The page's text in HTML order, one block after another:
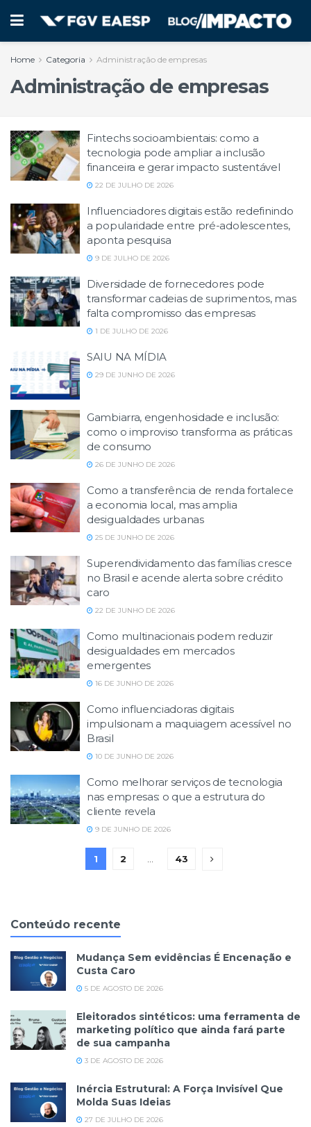
Home Categoria Administração de empresas
Administração de empresas
Fintechs socioambientais: como a
tecnologia pode ampliar a inclusão
financeira e gerar impacto sustentável
22 DE JULHO DE 2026
Influenciadores digitais estão redefinindo
a popularidade entre pré-adolescentes,
aponta pesquisa
9 DE JULHO DE 2026
Diversidade de fornecedores pode
transformar cadeias de suprimentos, mas
falta compromisso das empresas
1 DE JULHO DE 2026
SAIU NA MÍDIA
29 DE JUNHO DE 2026
Gambiarra, engenhosidade e inclusão:
como o improviso transforma as práticas
de consumo
26 DE JUNHO DE 2026
Como a transferência de renda fortalece
a economia local, mas amplia
desigualdades urbanas
25 DE JUNHO DE 2026
Superendividamento das famílias cresce
no Brasil e acende alerta sobre crédito
caro
22 DE JUNHO DE 2026
Como multinacionais podem reduzir
desigualdades em mercados
emergentes
16 DE JUNHO DE 2026
Como influenciadoras digitais
impulsionam a maquiagem acessível no
Brasil
10 DE JUNHO DE 2026
Como melhorar serviços de tecnologia
nas empresas: o que a estrutura do
cliente revela
9 DE JUNHO DE 2026
1 2 43
Conteúdo recente
Mudança Sem evidências É Encenação e
Custa Caro
5 DE AGOSTO DE 2026
Eleitorados sintéticos: uma ferramenta de
marketing político que ainda fará parte
de sua campanha
3 DE AGOSTO DE 2026
Inércia Estrutural: A Força Invisível Que
Molda Suas Ideias
27 DE JULHO DE 2026